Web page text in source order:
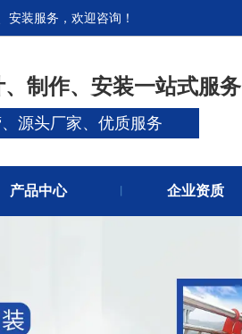
装服务，欢迎咨询！
制作、安装一站式服务
源头厂家、优质服务
产品中心 企业资质